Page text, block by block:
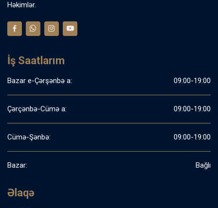
Həkimlər.
İş Saatlarım
Bazar e-Çərşənbə a: 09:00-19:00
Çərçənbə-Cümə a: 09:00-19:00
Cümə-Şənbə: 09:00-19:00
Bazar: Bağlı
Əlaqə